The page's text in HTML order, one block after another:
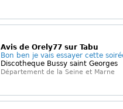
Avis de Orely77 sur Tabu
Bon ben je vais essayer cette
Discotheque Bussy saint Georges
Département de la Seine et Marne